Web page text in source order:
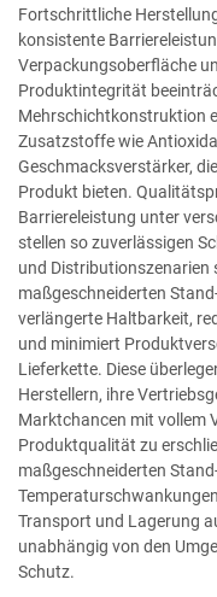
Fortschrittliche
konsistente
Verpackungsoberfläche
Produktintegrität
Mehrschichtkonstruktion
Zusatzstoffe wie
Geschmacksverstärker,
Produkt bieten.
Barriereleistung unter
stellen so zuverlässigen
und Distributionszenarien
maßgeschneiderten
verlängerte Haltbarkeit,
und minimiert
Lieferkette. Diese
Herstellern, ihre
Marktchancen mit vollem
Produktqualität zu
maßgeschneiderten
Transport und Lagerung
unabhängig von den
Schutz.